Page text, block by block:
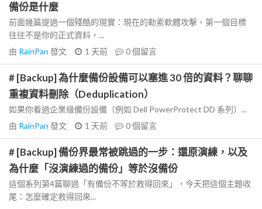
備份是什麼
前面幾篇提過一個殘酷的現實：現在的勒索軟體攻擊，第一個目標
往往不是你的正式資料，...
由 RainPan 發文 1 天前 0個留言
# [Backup] 為什麼備份設備可以塞進 30 倍的資料？聊聊
重複資料刪除（Deduplication）
如果你看過企業級備份設備（例如 Dell PowerProtect DD 系列）...
由 RainPan 發文 1 天前 0個留言
# [Backup] 備份界最常被跳過的一步：還原演練，以及
為什麼「沒演練過的備份」等於沒備份
這個系列第4篇聊過「有備份不等於救得回來」，今天把這個主題收
尾：怎麼確定救得回來...